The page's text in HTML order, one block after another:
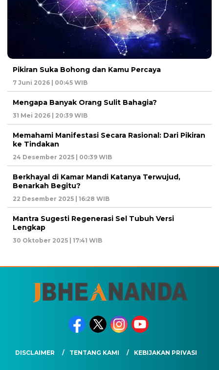
Pikiran Suka Bohong dan Kamu Percaya
7 Juni 2026 | 00:45 WIB
Mengapa Banyak Orang Sulit Bahagia?
31 Mei 2026 | 20:39 WIB
Memahami Manifestasi Secara Rasional: Dari Pikiran
ke Tindakan
24 Desember 2025 | 00:39 WIB
Berkhayal di Kamar Mandi Katanya Terwujud,
Benarkah Begitu?
22 Desember 2025 | 16:28 WIB
Mantra Sugesti Regenerasi Sel Tubuh Versi
Lengkap
30 Oktober 2025 | 17:41 WIB
DISCLAIMER TENTANG KAMI KEBIJAKAN PRIVASI